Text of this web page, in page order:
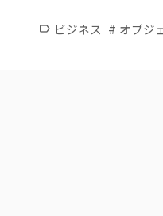
label ビジネス # オブジ